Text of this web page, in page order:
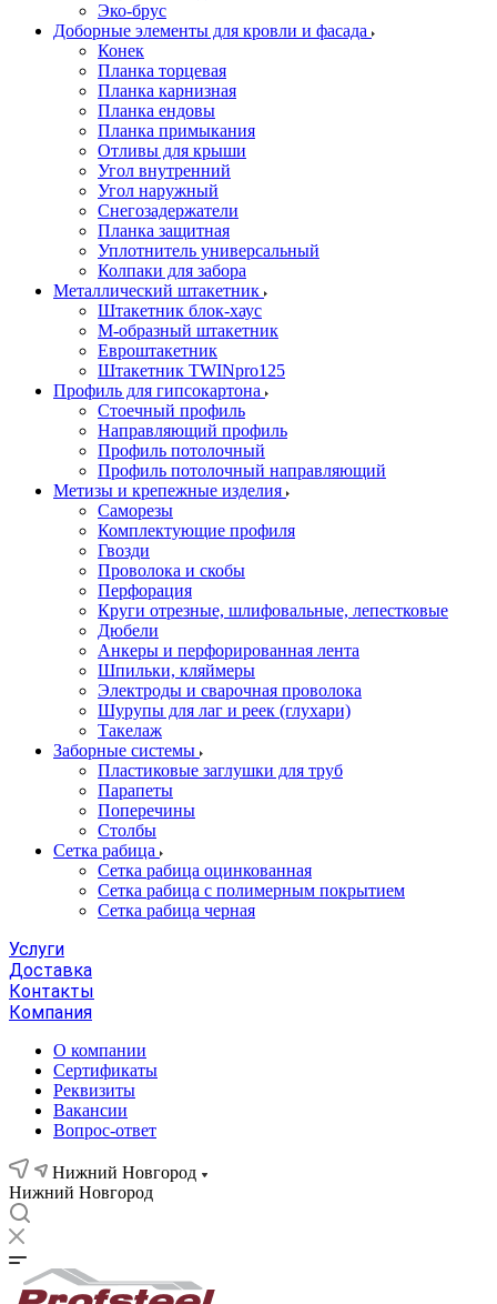
Эко-брус
Доборные элементы для кровли и фасада
Конек
Планка торцевая
Планка карнизная
Планка ендовы
Планка примыкания
Отливы для крыши
Угол внутренний
Угол наружный
Снегозадержатели
Планка защитная
Уплотнитель универсальный
Колпаки для забора
Металлический штакетник
Штакетник блок-хаус
М-образный штакетник
Евроштакетник
Штакетник TWINpro125
Профиль для гипсокартона
Стоечный профиль
Направляющий профиль
Профиль потолочный
Профиль потолочный направляющий
Метизы и крепежные изделия
Саморезы
Комплектующие профиля
Гвозди
Проволока и скобы
Перфорация
Круги отрезные, шлифовальные, лепестковые
Дюбели
Анкеры и перфорированная лента
Шпильки, кляймеры
Электроды и сварочная проволока
Шурупы для лаг и реек (глухари)
Такелаж
Заборные системы
Пластиковые заглушки для труб
Парапеты
Поперечины
Столбы
Сетка рабица
Сетка рабица оцинкованная
Сетка рабица с полимерным покрытием
Сетка рабица черная
Услуги
Доставка
Контакты
Компания
О компании
Сертификаты
Реквизиты
Вакансии
Вопрос-ответ
Нижний Новгород
Нижний Новгород